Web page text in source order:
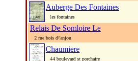
Auberge Des Fontaines
les fontaines
Relais De Somloire Le
2 rue bois d\'anjou
Chaumiere
44 boulevard st porchaire